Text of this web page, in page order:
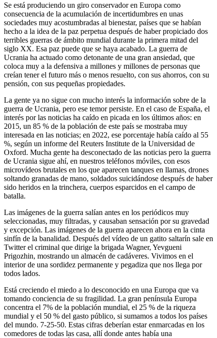
Se está produciendo un giro conservador en Europa como
consecuencia de la acumulación de incertidumbres en unas
sociedades muy acostumbradas al bienestar, países que se habían
hecho a la idea de la paz perpetua después de haber propiciado dos
terribles guerras de ámbito mundial durante la primera mitad del
siglo XX. Esa paz puede que se haya acabado. La guerra de
Ucrania ha actuado como detonante de una gran ansiedad, que
coloca muy a la defensiva a millones y millones de personas que
creían tener el futuro más o menos resuelto, con sus ahorros, con su
pensión, con sus pequeñas propiedades.
La gente ya no sigue con mucho interés la información sobre de la
guerra de Ucrania, pero ese temor persiste. En el caso de España, el
interés por las noticias ha caído en picada en los últimos años: en
2015, un 85 % de la población de este país se mostraba muy
interesada en las noticias; en 2022, ese porcentaje había caído al 55
%, según un informe del Reuters Institute de la Universidad de
Oxford. Mucha gente ha desconectado de las noticias pero la guerra
de Ucrania sigue ahí, en nuestros teléfonos móviles, con esos
microvídeos brutales en los que aparecen tanques en llamas, drones
soltando granadas de mano, soldados suicidándose después de haber
sido heridos en la trinchera, cuerpos esparcidos en el campo de
batalla.
Las imágenes de la guerra salían antes en los periódicos muy
seleccionadas, muy filtradas, y causaban sensación por su gravedad
y excepción. Las imágenes de la guerra aparecen ahora en la cinta
sinfín de la banalidad. Después del vídeo de un gatito saltarín sale en
Twitter el criminal que dirige la brigada Wagner, Yevgueni
Prigozhin, mostrando un almacén de cadáveres. Vivimos en el
interior de una sordidez permanente y pegadiza que nos llega por
todos lados.
Está creciendo el miedo a lo desconocido en una Europa que va
tomando conciencia de su fragilidad. La gran península Europa
concentra el 7% de la población mundial, el 25 % de la riqueza
mundial y el 50 % del gasto público, si sumamos a todos los países
del mundo. 7-25-50. Estas cifras deberían estar enmarcadas en los
comedores de todas las casa, allí donde antes había una